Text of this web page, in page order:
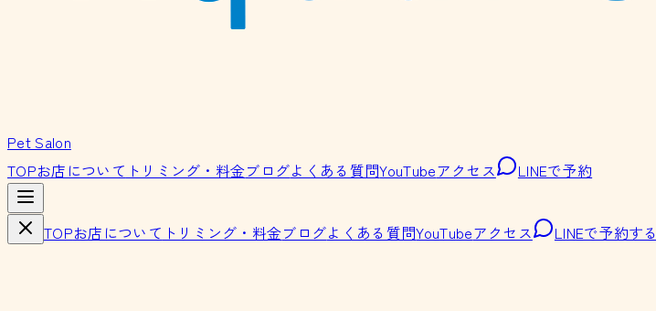
Pet Salon
TOPお店について トリミング・料金ブログよくある質問YouTubeアクセス LINEで予約
TOPお店について トリミング・料金ブログよくある質問YouTubeアクセス LINEで予約する